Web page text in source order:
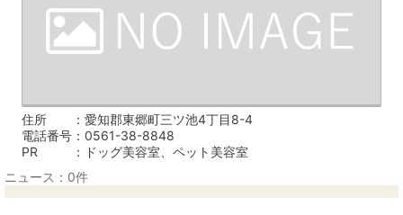
住所
愛知郡東郷町三ツ池4丁目8-4
電話番号
0561-38-8848
PR
ドッグ美容室、ペット美容室
ニュース：0件